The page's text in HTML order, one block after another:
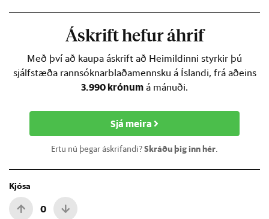
Áskrift hefur áhrif
Með því að kaupa áskrift að Heimildinni styrkir þú
sjálfstæða rannsóknarblaðamennsku á Íslandi, frá aðeins
3.990 krónum á mánuði.
Sjá meira
Ertu nú þegar áskrifandi?Skráðu þig inn hér.
Kjósa
0